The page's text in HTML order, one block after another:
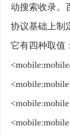
动搜索收录。
协议基础上制
它有四种取值：